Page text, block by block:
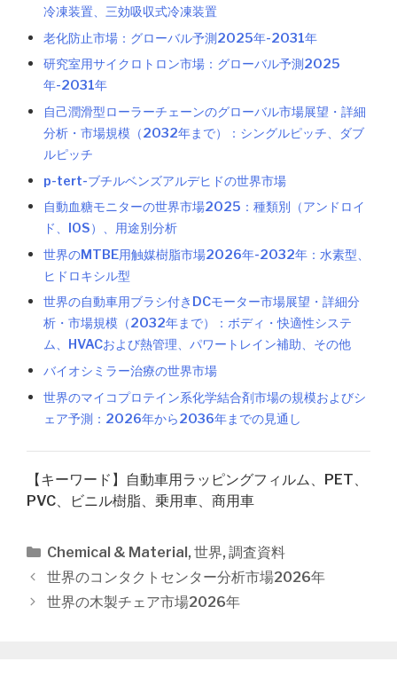
冷凍装置、三効吸収式冷凍装置
老化防止市場：グローバル予測2025年-2031年
研究室用サイクロトロン市場：グローバル予測2025
年-2031年
自己潤滑型ローラーチェーンのグローバル市場展望・詳細
分析・市場規模（2032年まで）：シングルピッチ、ダブ
ルピッチ
p-tert-ブチルベンズアルデヒドの世界市場
自動血糖モニターの世界市場2025：種類別（アンドロイ
ド、IOS）、用途別分析
世界のMTBE用触媒樹脂市場2026年-2032年：水素型、
ヒドロキシル型
世界の自動車用ブラシ付きDCモーター市場展望・詳細分
析・市場規模（2032年まで）：ボディ・快適性システ
ム、HVACおよび熱管理、パワートレイン補助、その他
バイオシミラー治療の世界市場
世界のマイコプロテイン系化学結合剤市場の規模およびシ
ェア予測：2026年から2036年までの見通し
【キーワード】自動車用ラッピングフィルム、PET、
PVC、ビニル樹脂、乗用車、商用車
カ
テ
ゴ
Chemical & Material, 世界, 調査資料
投
稿
世界のコンタクトセンター分析市場2026年
世界の木製チェア市場2026年